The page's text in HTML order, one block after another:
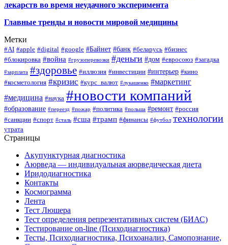
лекарств во время неудачного эксперимента
Главные тренды и новости мировой медицины
Метки
#AI #apple #digital #google #Байнет #банк #беларусь #бизнес
#блокировка #война #грузоперевозки #деньги #дом #евросоюз #загадка
#зарплата #здоровье #иллюзия #инвестиции #интерьер #кино
#косметология #кризис #курс_валют #лукашенко #маркетинг
#медицина #наука #новости компаний
#образование #переезд #пожар #политика #польша #ремонт #россия
#санкции #спорт #сталь #сша #трамп #финансы #футбол технологии
утрата
Страницы
Акупунктурная диагностика
Аюрведа — индивидуальная аюрведическая диета
Иридодиагностика
Контакты
Космограмма
Лента
Тест Люшера
Тест определения репрезентативных систем (БИАС)
Тестирование on-line (Психодиагностика)
Тесты, Психодиагностика, Психоанализ, Самопознание,